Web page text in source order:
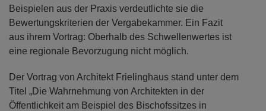
Beispielen aus der Praxis verdeutlichte sie die
Bewertungskriterien der Vergabekammer. Ein Fazit
aus ihrem Vortrag: Oberhalb des Schwellenwertes ist
eine regionale Bevorzugung nicht möglich.
Der Vortrag von Architekt Frielinghaus stand unter dem
Titel „Die Wahrnehmung von Architekten in der
Öffentlichkeit am Beispiel des Bischofssitzes in